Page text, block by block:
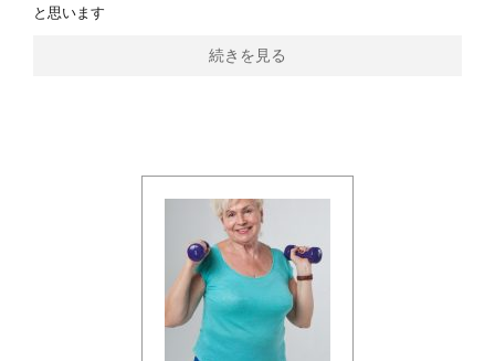
と思います
続きを見る